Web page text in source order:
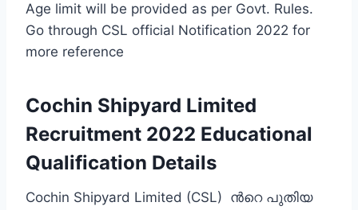
Age limit will be provided as per Govt. Rules.
Go through CSL official Notification 2022 for
more reference
Cochin Shipyard Limited
Recruitment 2022 Educational
Qualification Details
Cochin Shipyard Limited (CSL) ന്‍റെ പുതിയ